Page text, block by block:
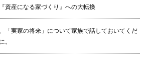
資産になる家づくり』への大転換
「実家の将来」について家族で話しておいてくだ
。